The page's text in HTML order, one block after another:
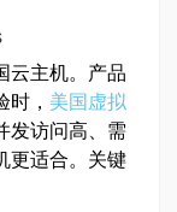
云主机。产品
， 美国虚拟
发访问高、需
更适合。关键